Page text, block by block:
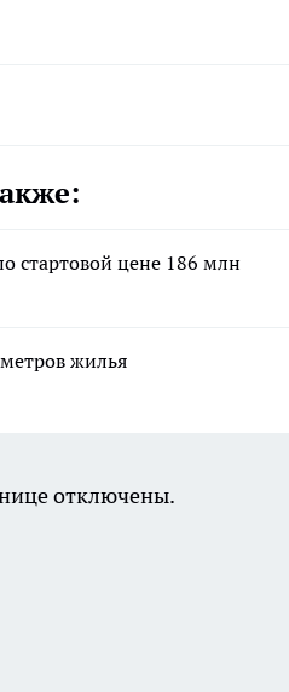
стартовой цене 186 млн
жилья
отключены.